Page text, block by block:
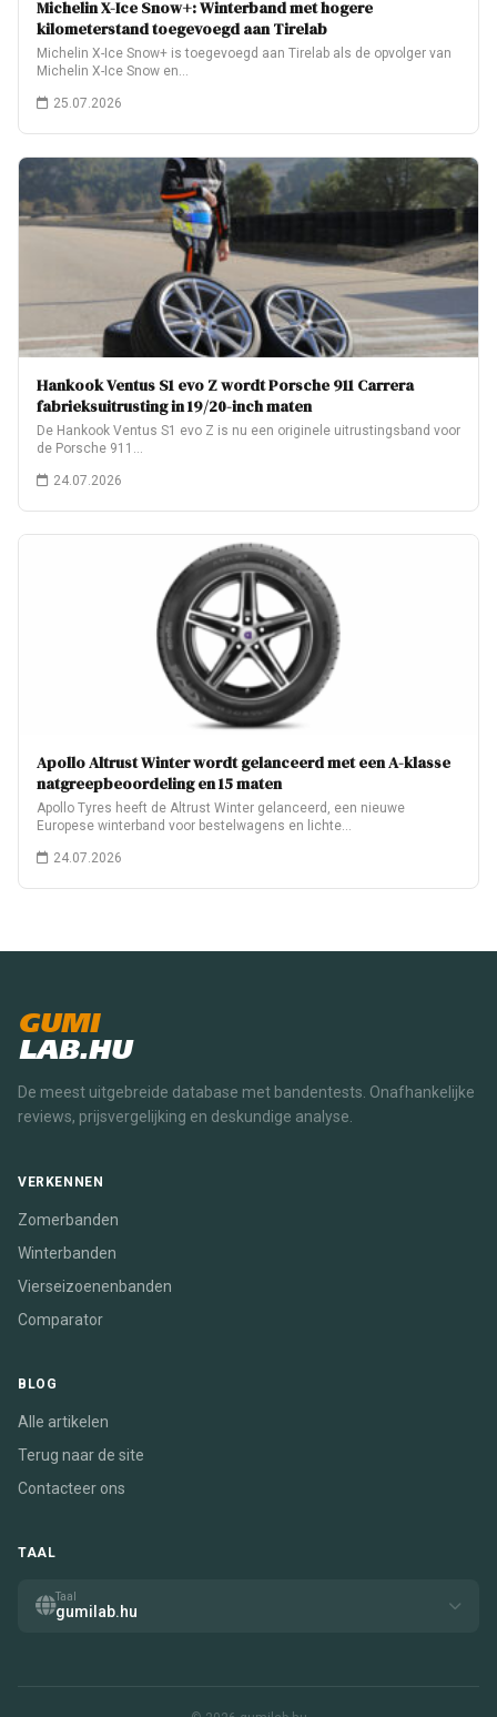
Michelin X-Ice Snow+: Winterband met hogere
kilometerstand toegevoegd aan Tirelab
Michelin X-Ice Snow+ is toegevoegd aan Tirelab als de opvolger van
Michelin X-Ice Snow en…
25.07.2026
Hankook Ventus S1 evo Z wordt Porsche 911 Carrera
fabrieksuitrusting in 19/20-inch maten
De Hankook Ventus S1 evo Z is nu een originele uitrustingsband voor
de Porsche 911…
24.07.2026
Apollo Altrust Winter wordt gelanceerd met een A-klasse
natgreepbeoordeling en 15 maten
Apollo Tyres heeft de Altrust Winter gelanceerd, een nieuwe
Europese winterband voor bestelwagens en lichte…
24.07.2026
GUMI
LAB.HU
De meest uitgebreide database met bandentests. Onafhankelijke
reviews, prijsvergelijking en deskundige analyse.
VERKENNEN
Zomerbanden
Winterbanden
Vierseizoenenbanden
Comparator
BLOG
Alle artikelen
Terug naar de site
Contacteer ons
TAAL
Taal
gumilab.hu